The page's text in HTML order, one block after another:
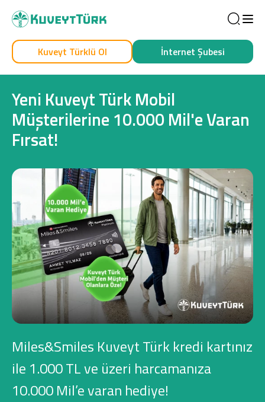
Kendim İçin
Sağlam Kart
Araç Finansmanı
Konut Finansmanı
Yatırım Fonları
Ticari Kartlar
Kuveyt Türklü Ol İnternet Şubesi
Yeni Kuveyt Türk Mobil
Müşterilerine 10.000 Mil'e Varan
Fırsat!
Miles&Smiles Kuveyt Türk kredi kartınız
ile 1.000 TL ve üzeri harcamanıza
10.000 Mil’e varan hediye!